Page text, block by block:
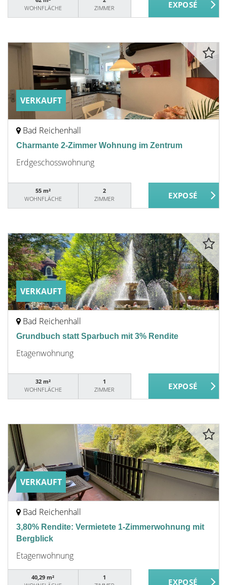
WOHNFLÄCHE
ZIMMER
VERKAUFT
Bad Reichenhall
Charmante 2-Zimmer Wohnung im Zentrum
Erdgeschosswohnung
55 m²
WOHNFLÄCHE
2
ZIMMER
VERKAUFT
Bad Reichenhall
Grundbuch statt Sparbuch mit 3% Rendite
Etagenwohnung
32 m²
WOHNFLÄCHE
1
ZIMMER
VERKAUFT
Bad Reichenhall
3,80% Rendite: Vermietete 1-Zimmerwohnung mit
Bergblick
Etagenwohnung
40,29 m²
1